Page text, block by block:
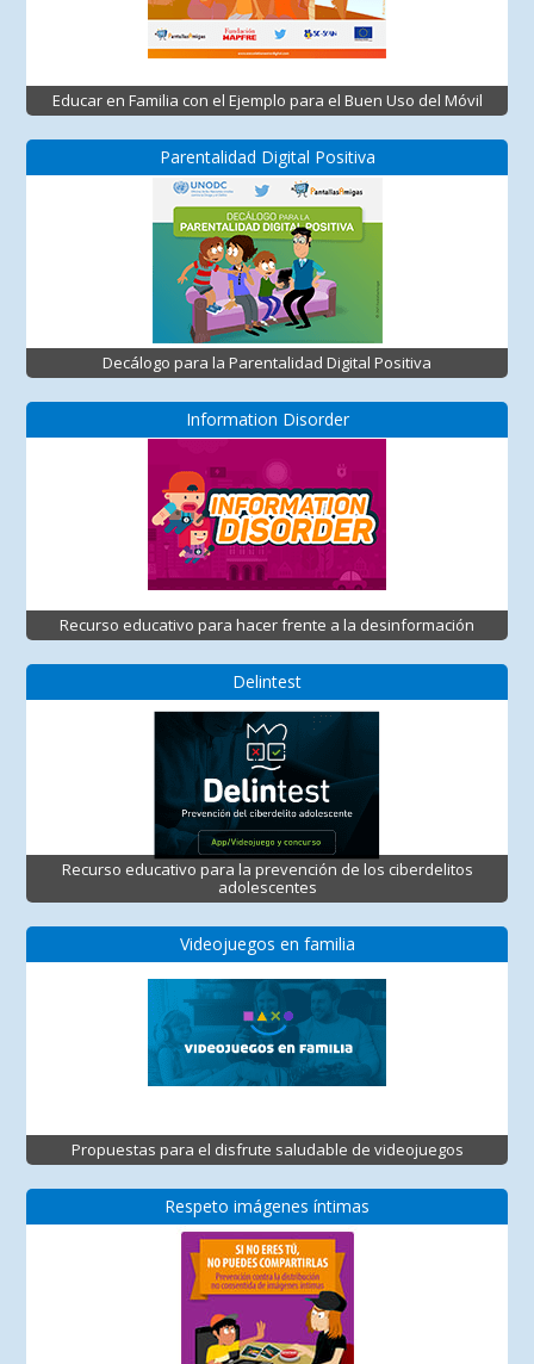
Educar en Familia con el Ejemplo para el Buen Uso del Móvil
Parentalidad Digital Positiva
Decálogo para la Parentalidad Digital Positiva
Information Disorder
Recurso educativo para hacer frente a la desinformación
Delintest
Recurso educativo para la prevención de los ciberdelitos
adolescentes
Videojuegos en familia
Propuestas para el disfrute saludable de videojuegos
Respeto imágenes íntimas